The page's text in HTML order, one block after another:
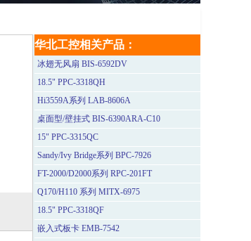
华北工控相关产品：
冰翅无风扇 BIS-6592DV
18.5" PPC-3318QH
Hi3559A系列 LAB-8606A
桌面型/壁挂式 BIS-6390ARA-C10
15" PPC-3315QC
Sandy/Ivy Bridge系列 BPC-7926
FT-2000/D2000系列 RPC-201FT
Q170/H110 系列 MITX-6975
18.5" PPC-3318QF
嵌入式板卡 EMB-7542